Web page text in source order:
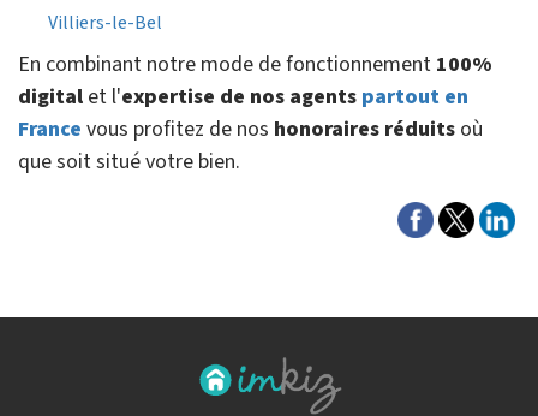
Villiers-le-Bel
En combinant notre mode de fonctionnement 100%
digital et l'expertise de nos agents partout en
France vous profitez de nos honoraires réduits où
que soit situé votre bien.